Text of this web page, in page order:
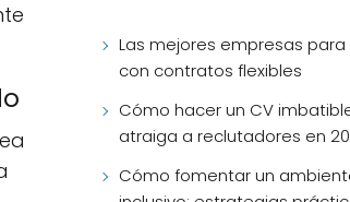
Las mejores empresas
con contratos flexibles
Cómo hacer un CV
atraiga a reclutadores en
Cómo fomentar un